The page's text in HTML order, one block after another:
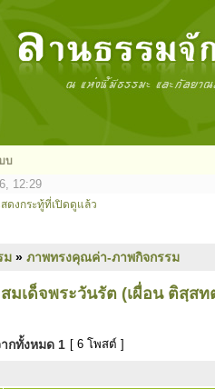
บ
12:29
ดงกระทู้ที่เปิดดูแล้ว
ม » ภาพทรงคุณค่า-ภาพกิจกรรม
มเด็จพระวันรัต (เผื่อน ติสฺส
กทั้งหมด 1 [ 6 โพสต์ ]